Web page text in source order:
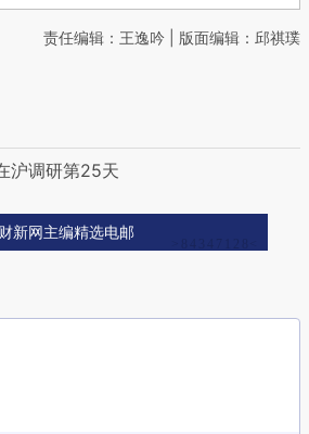
责任编辑：王逸吟 | 版面编辑：邱祺璞
沪调研第25天
新网主编精选电邮